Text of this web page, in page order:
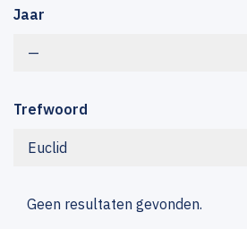
Jaar
—
Trefwoord
Euclid
Geen resultaten gevonden.